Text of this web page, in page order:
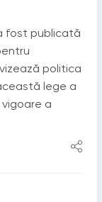
fost publicată
politica
lege a
a